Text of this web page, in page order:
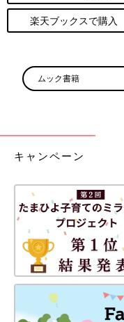
楽天ブックスで購入
ムック書籍
キャンペーン